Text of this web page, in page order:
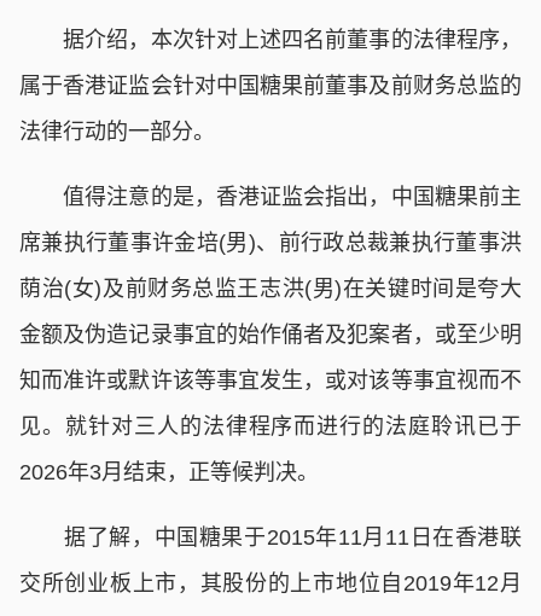
据介绍，本次针对上述四名前董事的法律程序，
属于香港证监会针对中国糖果前董事及前财务总监的
法律行动的一部分。
值得注意的是，香港证监会指出，中国糖果前主
席兼执行董事许金培(男)、前行政总裁兼执行董事洪
荫治(女)及前财务总监王志洪(男)在关键时间是夸大
金额及伪造记录事宜的始作俑者及犯案者，或至少明
知而准许或默许该等事宜发生，或对该等事宜视而不
见。就针对三人的法律程序而进行的法庭聆讯已于
2026年3月结束，正等候判决。
据了解，中国糖果于2015年11月11日在香港联
交所创业板上市，其股份的上市地位自2019年12月